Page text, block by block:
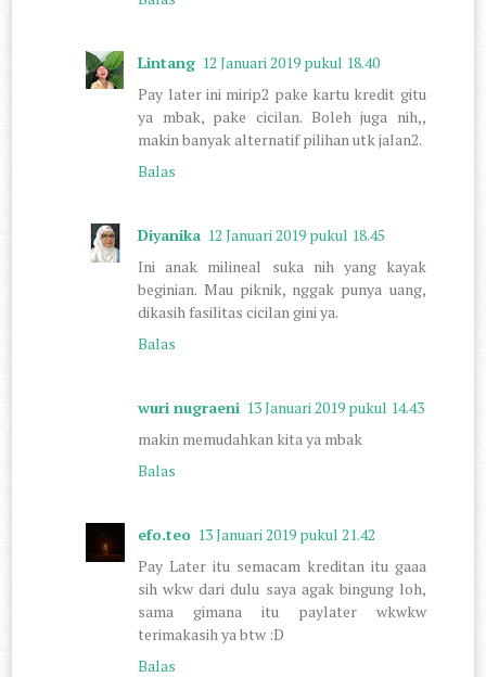
Lintang 12 Januari 2019 pukul 18.40
Pay later ini mirip2 pake kartu kredit gitu
ya mbak, pake cicilan. Boleh juga nih,,
makin banyak alternatif pilihan utk jalan2.
Balas
Diyanika 12 Januari 2019 pukul 18.45
Ini anak milineal suka nih yang kayak
beginian. Mau piknik, nggak punya uang,
dikasih fasilitas cicilan gini ya.
Balas
wuri nugraeni 13 Januari 2019 pukul 14.43
makin memudahkan kita ya mbak
Balas
efo.teo 13 Januari 2019 pukul 21.42
Pay Later itu semacam kreditan itu gaaa
sih wkw dari dulu saya agak bingung loh,
sama gimana itu paylater wkwkw
terimakasih ya btw :D
Balas